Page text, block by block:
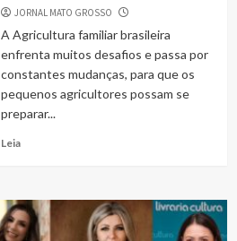
JORNAL MATO GROSSO
A Agricultura familiar brasileira
enfrenta muitos desafios e passa por
constantes mudanças, para que os
pequenos agricultores possam se
preparar...
Leia